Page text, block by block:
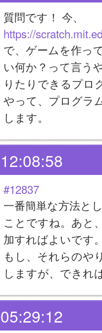
質問です！ 今、
https://
で、ゲームを作っ
い何か？って言う
りたりできるプロ
やって、プログラ
します。
#12837
一番簡単な方法と
ことですね。あと
加すればよいです
もし、それらのや
しますが、できれ